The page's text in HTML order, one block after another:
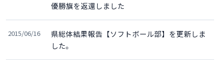
優勝旗を返還しました
2015/06/16
県総体結果報告【ソフトボール部】を更新しま
した。